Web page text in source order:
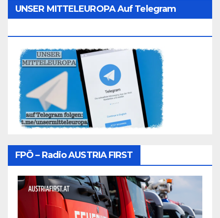
UNSER MITTELEUROPA Auf Telegram
FPÖ – Radio AUSTRIA FIRST